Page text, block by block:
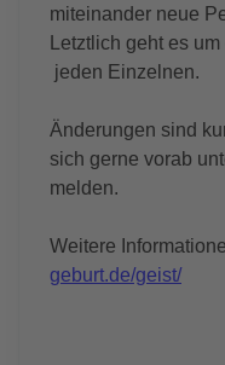
miteinander neue
Letztlich geht es
jeden Einzelnen.
Änderungen sind
sich gerne vorab
melden.
Weitere
geburt.de/geist/